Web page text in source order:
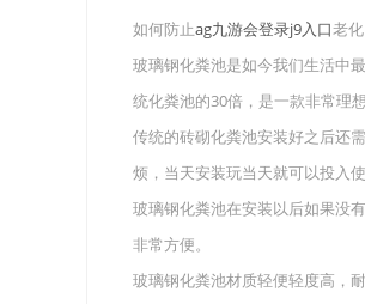
在安装绵阳玻璃钢化粪池
使用成都玻璃钢化粪池的
如何防止ag九游会登录j9入口老
玻璃钢化粪池是如今我们生活中
统化粪池的30倍，是一款非常理
传统的砖砌化粪池安装好之后还
烦，当天安装玩当天就可以投入
玻璃钢化粪池在安装以后如果没
非常方便。
玻璃钢化粪池材质轻便轻度高，